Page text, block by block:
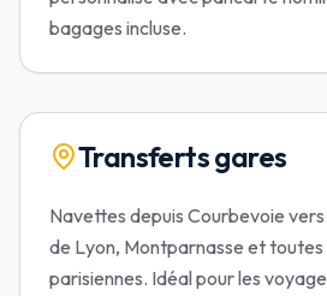
bagages incluse.
Transferts gares
Navettes depuis Courbevoie
de Lyon, Montparnasse et toutes
parisiennes. Idéal pour les